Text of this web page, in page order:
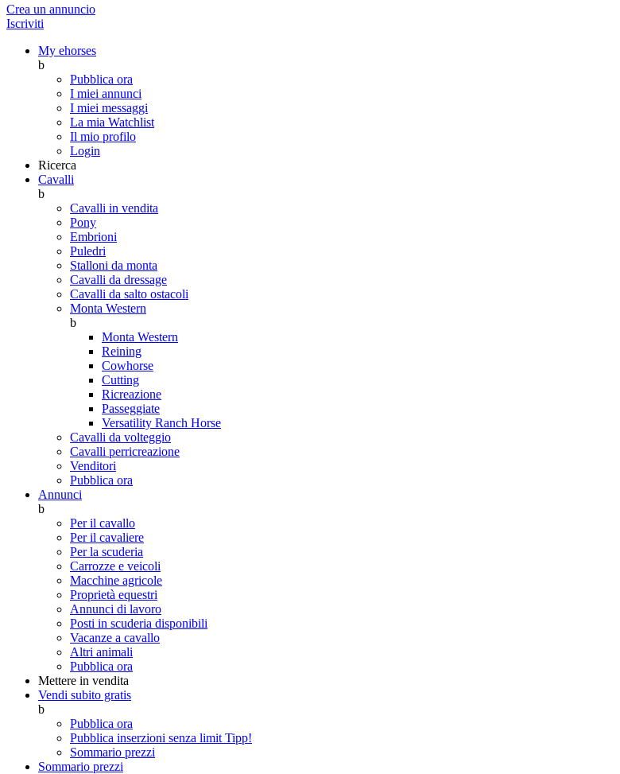
Crea un annuncio
Iscriviti
My ehorses
b
Pubblica ora
I miei annunci
I miei messaggi
La mia Watchlist
Il mio profilo
Login
Ricerca
Cavalli
b
Cavalli in vendita
Pony
Embrioni
Puledri
Stalloni da monta
Cavalli da dressage
Cavalli da salto ostacoli
Monta Western
b
Monta Western
Reining
Cowhorse
Cutting
Ricreazione
Passeggiate
Versatility Ranch Horse
Cavalli da volteggio
Cavalli perricreazione
Venditori
Pubblica ora
Annunci
b
Per il cavallo
Per il cavaliere
Per la scuderia
Carrozze e veicoli
Macchine agricole
Proprietà equestri
Annunci di lavoro
Posti in scuderia disponibili
Vacanze a cavallo
Altri animali
Pubblica ora
Mettere in vendita
Vendi subito gratis
b
Pubblica ora
Pubblica inserzioni senza limit Tipp!
Sommario prezzi
Sommario prezzi